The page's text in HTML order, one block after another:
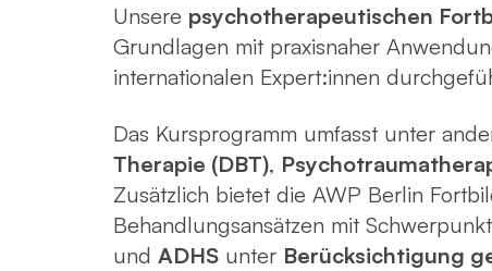
Emotionsfokussierte Therapie
Praxisnahe Einzelkurse
Unsere psychotherapeutischen
Grundlagen mit praxisnaher
internationalen Expert:innen
Das Kursprogramm umfasst unter
Therapie (DBT),
Zusätzlich bietet die AWP Berlin
Behandlungsansätzen mit
und ADHS unter Berücksichtigung